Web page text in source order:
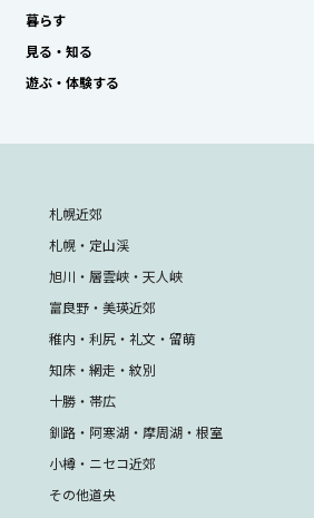
暮らす
見る・知る
遊ぶ・体験する
札幌近郊
札幌・定山渓
旭川・層雲峡・天人峡
富良野・美瑛近郊
稚内・利尻・礼文・留萌
知床・網走・紋別
十勝・帯広
釧路・阿寒湖・摩周湖・根室
小樽・ニセコ近郊
その他道央